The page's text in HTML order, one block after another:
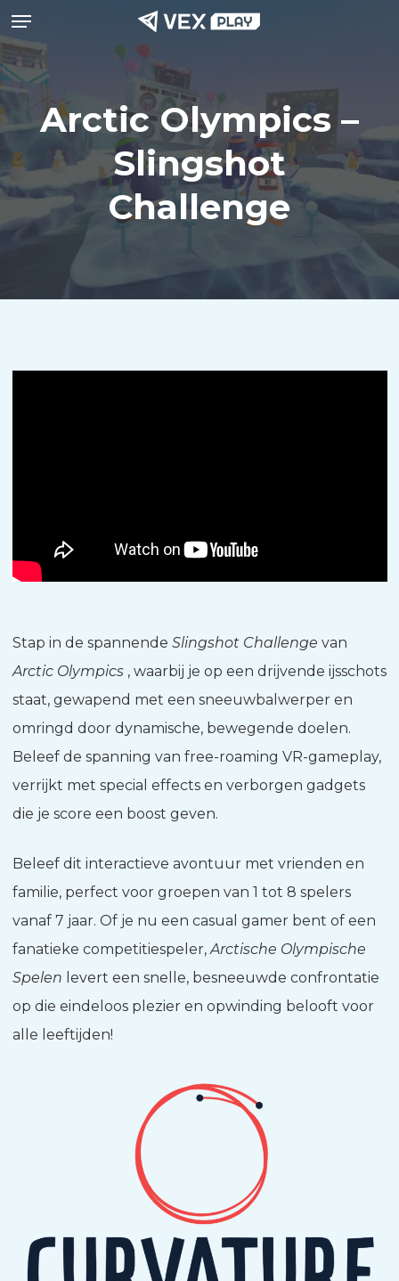
Ga
naar
de
hoofdinhoud
Menu
Arctic Olympics –
Slingshot
Challenge
Stap in de spannende Slingshot Challenge van
Arctic Olympics, waarbij je op een drijvende ijsschots
staat, gewapend met een sneeuwbalwerper en
omringd door dynamische, bewegende doelen.
Beleef de spanning van free-roaming VR-gameplay,
verrijkt met special effects en verborgen gadgets
die je score een boost geven.
Beleef dit interactieve avontuur met vrienden en
familie, perfect voor groepen van 1 tot 8 spelers
vanaf 7 jaar. Of je nu een casual gamer bent of een
fanatieke competitiespeler,Arctische Olympische
Spelen levert een snelle, besneeuwde confrontatie
op die eindeloos plezier en opwinding belooft voor
alle leeftijden!